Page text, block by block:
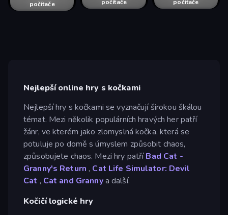
počítače
počítače
počítače
počítače
Nejlepší online hry s kočkami
Nejlepší hry s kočkami se vyznačují širokou škálou
témat. Mezi několik populárních hravých her patří
žánr, ve kterém jako zlomyslná kočka, která se
potuluje po domě s úmyslem způsobit chaos,
způsobujete chaos. Mezi hry patříBad Cat -
Granny's Return , Cat Life Simulator: Devil
Cat , Cat and Grannya další.
Kočičí logické hry